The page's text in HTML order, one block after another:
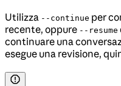
Utilizza --continue per
recente, oppure --resume
continuare una
esegue una revisione,